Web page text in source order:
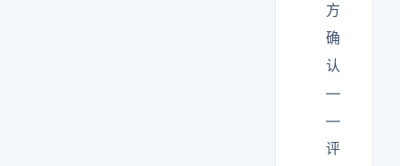
方
确
认
—
—
评